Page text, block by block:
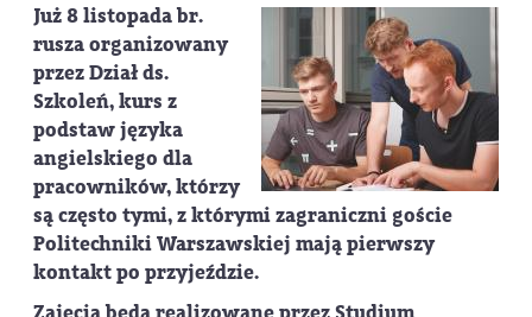
Już 8 listopada br.
rusza organizowany
przez Dział ds.
Szkoleń, kurs z
podstaw języka
angielskiego dla
pracowników, którzy
są często tymi, z którymi zagraniczni goście
Politechniki Warszawskiej mają pierwszy
kontakt po przyjeździe.